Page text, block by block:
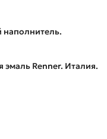
Renner. Италия.